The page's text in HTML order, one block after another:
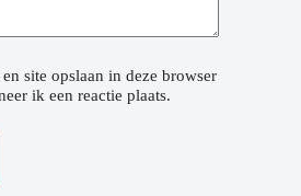
site opslaan in deze browser
ik een reactie plaats.